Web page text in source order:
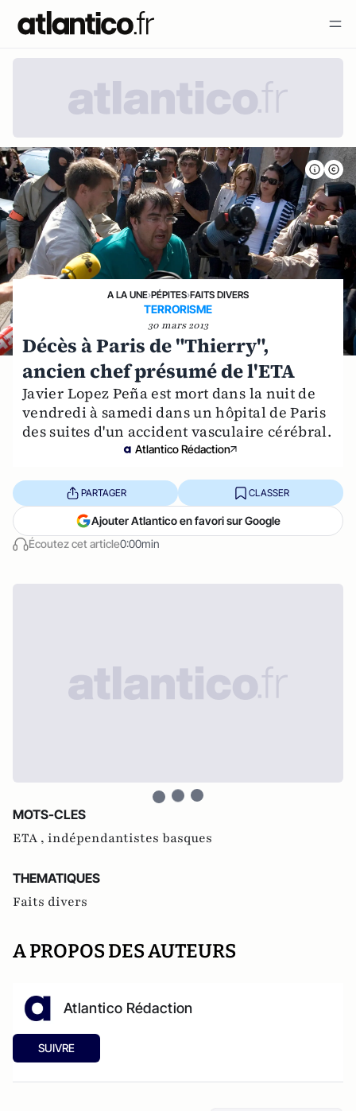
A LA UNE›PÉPITES›FAITS DIVERS
TERRORISME
30 mars 2013
Décès à Paris de "Thierry",
ancien chef présumé de l'ETA
Javier Lopez Peña est mort dans la nuit de
vendredi à samedi dans un hôpital de Paris
des suites d'un accident vasculaire cérébral.
Atlantico Rédaction
Écoutez cet article0:00min
PARTAGER CLASSER
Ajouter Atlantico en favori sur Google
MOTS-CLES
ETA , indépendantistes basques
THEMATIQUES
Faits divers
A PROPOS DES AUTEURS
Atlantico Rédaction
SUIVRE